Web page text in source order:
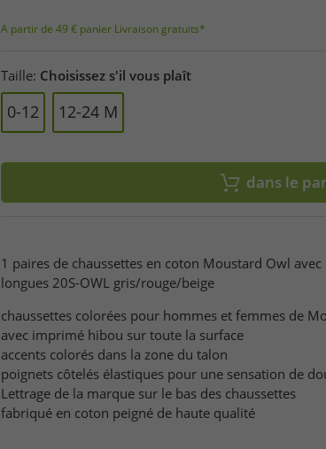
A partir de 49 € panier Livraison gratuits*
Taille: Choisissez s'il vous plaît
0-12 12-24 M
dans le
1 paires de chaussettes en coton Moustard Owl
longues 20S-OWL gris/rouge/beige
chaussettes colorées pour hommes et femmes de
avec imprimé hibou sur toute la surface
accents colorés dans la zone du talon
poignets côtelés élastiques pour une sensation de
Lettrage de la marque sur le bas des chaussettes
fabriqué en coton peigné de haute qualité